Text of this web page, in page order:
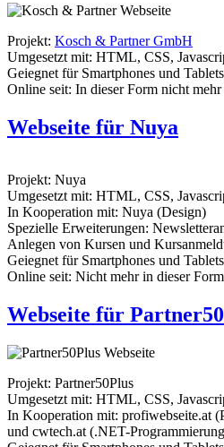
Projekt: Kosch & Partner GmbH
Umgesetzt mit: HTML, CSS,
Geiegnet für Smartphones und
Online seit: In dieser Form nicht
Webseite für Nuya
Projekt: Nuya
Umgesetzt mit: HTML, CSS,
In Kooperation mit: Nuya (Design)
Spezielle Erweiterungen:
Anlegen von Kursen und
Geiegnet für Smartphones und
Online seit: Nicht mehr in dieser
Webseite für
Projekt: Partner50Plus
Umgesetzt mit: HTML, CSS,
In Kooperation mit: profiwebseite.at
und cwtech.at (.NET-